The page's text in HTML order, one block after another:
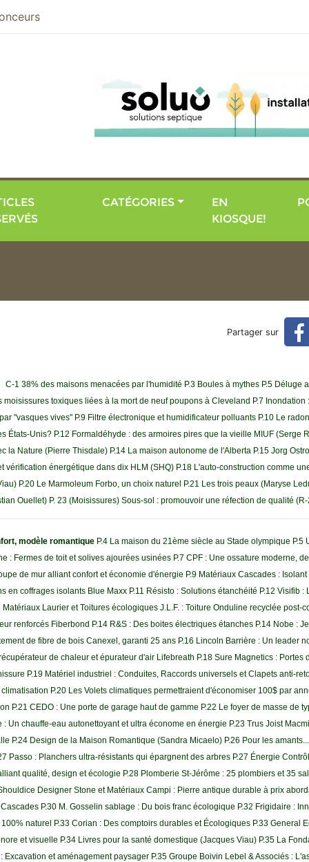
CATÉGORIES
EN
KIOSQUE!
Partager sur
C-1 38% des maisons menacées par l'humidité P.3 Boules à mythes P.5 Déluge
toxiques liées à la mort de neuf poupons à Cleveland P.7 Inondation
"vasques vives" P.9 Filtre électronique et humidificateur polluants P.10 Le
États-Unis? P.12 Formaldéhyde : des armoires pires que la vieille MIUF (Serge
la Nature (Pierre Thisdale) P.14 La maison autonome de l'Alberta P.15 Jorg
vérification énergétique dans dix HLM (SHQ) P.18 L'auto-construction comme
P.20 Le Marmoleum Forbo, un choix naturel P.21 Les trois peaux (Maryse
Ouellet) P. 23 (Moisissures) Sous-sol : promouvoir une réfection de qualité
modèle romantique P.4 La maison du 21ème siècle au Stade olympique P.5
: Fermes de toit et solives ajourées usinées P.7 CPF : Une ossature moderne,
de mur alliant confort et économie d'énergie P.9 Matériaux Cascades :
en coffrages isolants Blue Maxx P.11 Résisto : Solutions étanchéité P.12 Visifib :
Laurier et Toitures écologiques J.L.F. : Toiture Onduline recyclée post-
renforcés Fiberbond P.14 R&S : Des boites électriques étanches P.14 Nobe :
de fibre de bois Canexel, garanti 25 ans P.16 Lincoln Barrière : Un leader
de chaleur et épurateur d'air Lifebreath P.18 Sure Magnetics : Portes
P.19 Matériel industriel : Conduites, Raccords universels et Clapets anti-
P.20 Les Volets climatiques permettraient d'économiser 100$ par
P.21 CEDO : Une porte de garage haut de gamme P.22 Le foyer de masse de
Un chauffe-eau autonettoyant et ultra économe en énergie P.23 Trus Joist
P.24 Design de la Maison Romantique (Sandra Micaelo) P.26 Pour les
Passo : Planchers ultra-résistants qui épargnent des arbres P.27 Énergie
qualité, design et écologie P.28 Plomberie St-Jérôme : 25 plombiers et 35
Designer Stone et Matériaux Campi : Pierre antique durable à prix
P.30 M. Gosselin sablage : Du bois franc écologique P.32 Frigidaire :
naturel P.33 Corian : Des comptoirs durables et Écologiques P.33 General
et visuelle P.34 Livres pour la santé domestique (Jacques Viau) P.35 La
et aménagement paysager P.35 Groupe Boivin Lebel & Associés :